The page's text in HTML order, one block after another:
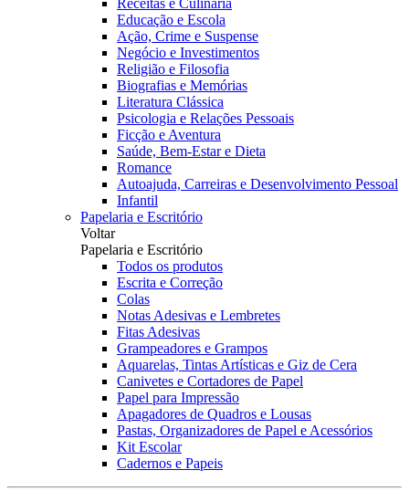
Receitas e Culinária
Educação e Escola
Ação, Crime e Suspense
Negócio e Investimentos
Religião e Filosofia
Biografias e Memórias
Literatura Clássica
Psicologia e Relações Pessoais
Ficção e Aventura
Saúde, Bem-Estar e Dieta
Romance
Autoajuda, Carreiras e Desenvolvimento Pessoal
Infantil
Papelaria e Escritório
Voltar
Papelaria e Escritório
Todos os produtos
Escrita e Correção
Colas
Notas Adesivas e Lembretes
Fitas Adesivas
Grampeadores e Grampos
Aquarelas, Tintas Artísticas e Giz de Cera
Canivetes e Cortadores de Papel
Papel para Impressão
Apagadores de Quadros e Lousas
Pastas, Organizadores de Papel e Acessórios
Kit Escolar
Cadernos e Papeis